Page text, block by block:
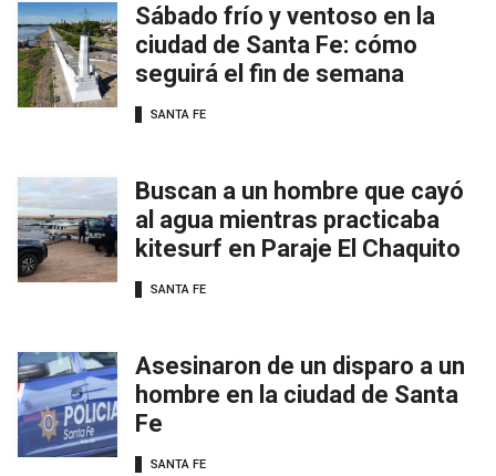
Sábado frío y ventoso en la
ciudad de Santa Fe: cómo
seguirá el fin de semana
SANTA FE
Buscan a un hombre que cayó
al agua mientras practicaba
kitesurf en Paraje El Chaquito
SANTA FE
Asesinaron de un disparo a un
hombre en la ciudad de Santa
Fe
SANTA FE